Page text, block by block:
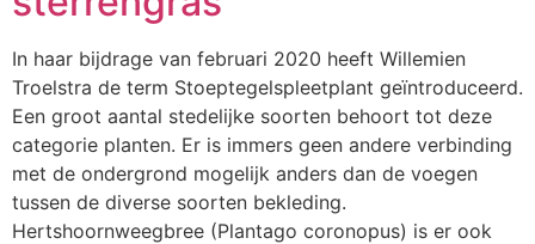
In haar bijdrage van februari 2020 heeft Willemien
Troelstra de term Stoeptegelspleetplant geïntroduceerd.
Een groot aantal stedelijke soorten behoort tot deze
categorie planten. Er is immers geen andere verbinding
met de ondergrond mogelijk anders dan de voegen
tussen de diverse soorten bekleding.
Hertshoornweegbree (Plantago coronopus) is er ook